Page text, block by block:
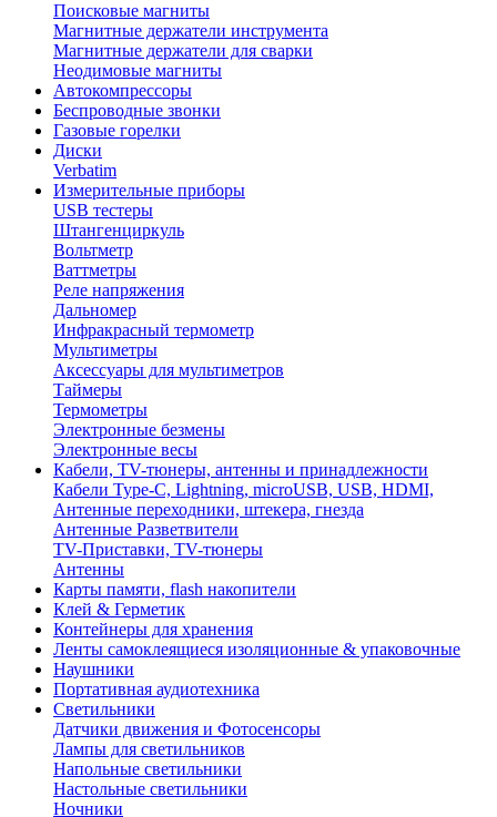
Поисковые магниты
Магнитные держатели инструмента
Магнитные держатели для сварки
Неодимовые магниты
Автокомпрессоры
Беспроводные звонки
Газовые горелки
Диски
Verbatim
Измерительные приборы
USB тестеры
Штангенциркуль
Вольтметр
Ваттметры
Реле напряжения
Дальномер
Инфракрасный термометр
Мультиметры
Аксессуары для мультиметров
Таймеры
Термометры
Электронные безмены
Электронные весы
Кабели, TV-тюнеры, антенны и принадлежности
Кабели Type-C, Lightning, microUSB, USB, HDMI,
Антенные переходники, штекера, гнезда
Антенные Разветвители
TV-Приставки, TV-тюнеры
Антенны
Карты памяти, flash накопители
Клей & Герметик
Контейнеры для хранения
Ленты самоклеящиеся изоляционные & упаковочные
Наушники
Портативная аудиотехника
Светильники
Датчики движения и Фотосенсоры
Лампы для светильников
Напольные светильники
Настольные светильники
Ночники